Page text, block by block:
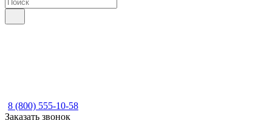
8 (800) 555-10-58
Заказать звонок